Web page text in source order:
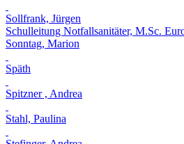
Sollfrank, Jürgen
Schulleitung Notfallsanitäter, M.Sc.
Sonntag, Marion
Späth
Spitzner , Andrea
Stahl, Paulina